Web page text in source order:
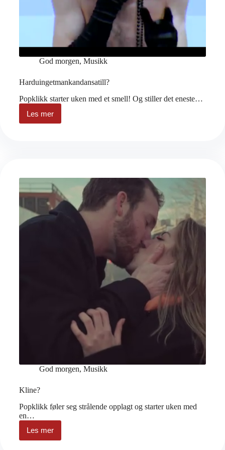
God morgen, Musikk
Harduingetmankandansatill?
Popklikk starter uken med et smell! Og stiller det eneste…
Les merHarduingetmankandansatill?
God morgen, Musikk
Kline?
Popklikk føler seg strålende opplagt og starter uken med
en…
Les mer
Kline?